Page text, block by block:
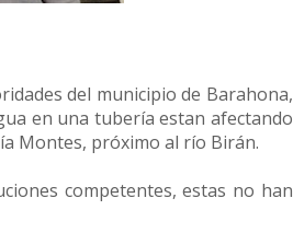
del municipio de Barahona,
en una tubería estan afectando
Montes, próximo al río Birán.
competentes, estas no han